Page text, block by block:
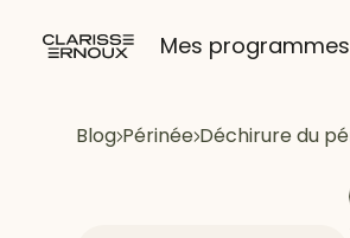
Mes programmes
Blog Périnée Déchirure du